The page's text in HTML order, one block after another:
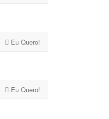
Eu Quero!
Eu Quero!